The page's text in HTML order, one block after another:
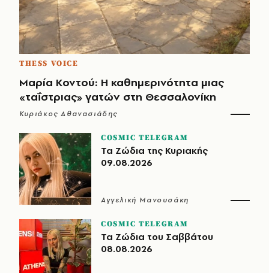
THESS VOICE
Μαρία Κοντού: Η καθημερινότητα μιας
«ταΐστριας» γατών στη Θεσσαλονίκη
Κυριάκος Αθανασιάδης
COSMIC TELEGRAM
Τα Ζώδια της Κυριακής
09.08.2026
Αγγελική Μανουσάκη
COSMIC TELEGRAM
Τα Ζώδια του Σαββάτου
08.08.2026